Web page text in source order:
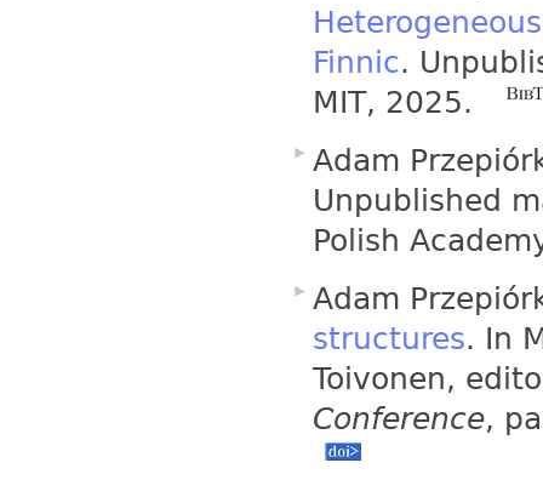
Finnic.
MIT, 2025.
Adam
Unpublished
Polish
Adam
structures. In
Toivonen,
Conference,